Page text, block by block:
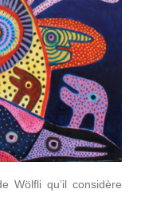
Wölfli qu’il considère